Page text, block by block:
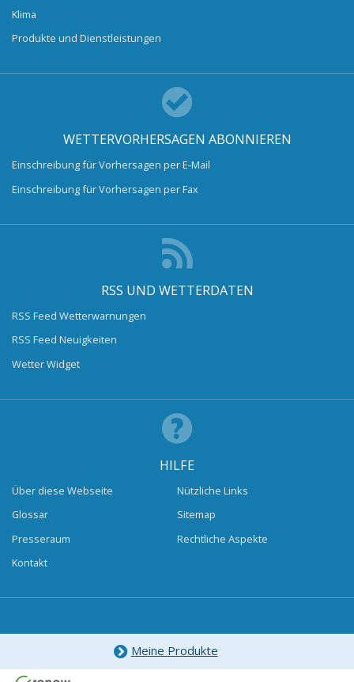
Klima
Produkte und Dienstleistungen
WETTERVORHERSAGEN ABONNIEREN
Einschreibung für Vorhersagen per E-Mail
Einschreibung für Vorhersagen per Fax
RSS UND WETTERDATEN
RSS Feed Wetterwarnungen
RSS Feed Neuigkeiten
Wetter Widget
HILFE
Über diese Webseite
Glossar
Presseraum
Kontakt
Nützliche Links
Sitemap
Rechtliche Aspekte
Meine Produkte